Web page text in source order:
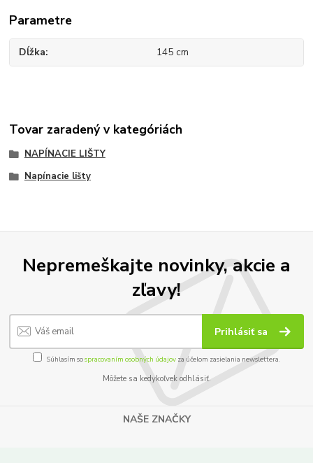
Parametre
Dĺžka 145 cm
Tovar zaradený v kategóriách
NAPÍNACIE LIŠTY
Napínacie lišty
Nepremeškajte novinky, akcie a
zľavy!
Prihlásiť sa
Súhlasím sospracovaním osobných údajov za účelom zasielania newslettera.
Môžete sa kedykoľvek odhlásiť.
NAŠE ZNAČKY